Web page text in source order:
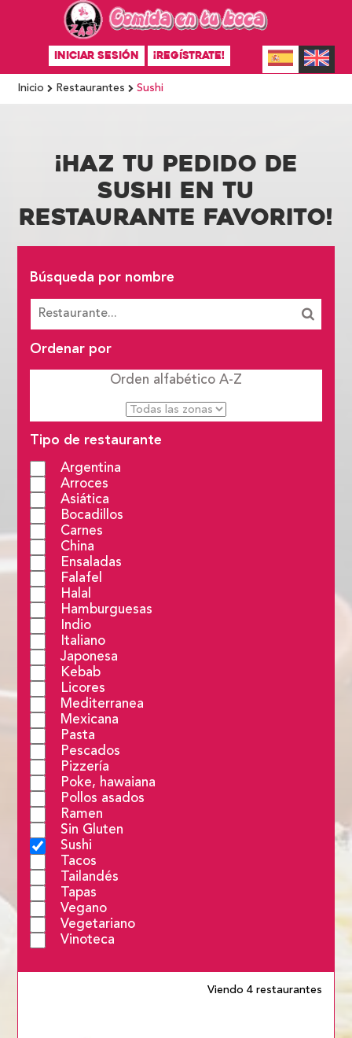
INICIAR SESIÓN ¡REGÍSTRATE!
Inicio Restaurantes Sushi
¡HAZ TU PEDIDO DE
SUSHI EN TU
RESTAURANTE FAVORITO!
Búsqueda por nombre
Ordenar por
Orden alfabético A-Z
Tipo de restaurante
Argentina
Arroces
Asiática
Bocadillos
Carnes
China
Ensaladas
Falafel
Halal
Hamburguesas
Indio
Italiano
Japonesa
Kebab
Licores
Mediterranea
Mexicana
Pasta
Pescados
Pizzería
Poke, hawaiana
Pollos asados
Ramen
Sin Gluten
Sushi
Tacos
Tailandés
Tapas
Vegano
Vegetariano
Vinoteca
Viendo 4 restaurantes